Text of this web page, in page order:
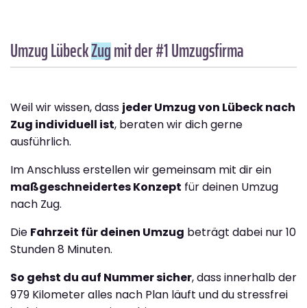
Umzug LübeckZugmit der #1 Umzugsfirma
Weil wir wissen, dass jeder Umzug von Lübeck nach
Zug individuell ist, beraten wir dich gerne
ausführlich.
Im Anschluss erstellen wir gemeinsam mit dir ein
maßgeschneidertes Konzept für deinen Umzug
nach Zug.
Die Fahrzeit für deinen Umzug beträgt dabei nur 10
Stunden 8 Minuten.
So gehst du auf Nummer sicher, dass innerhalb der
979 Kilometer alles nach Plan läuft und du stressfrei